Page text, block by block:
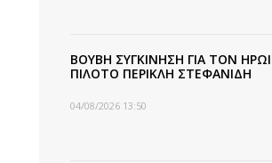
ΒΟΥΒΗ ΣΥΓΚΙΝΗΣΗ ΓΙΑ ΤΟΝ
ΠΙΛΟΤΟ ΠΕΡΙΚΛΗ ΣΤΕΦΑΝΙΔΗ
04/08/2026 13:50